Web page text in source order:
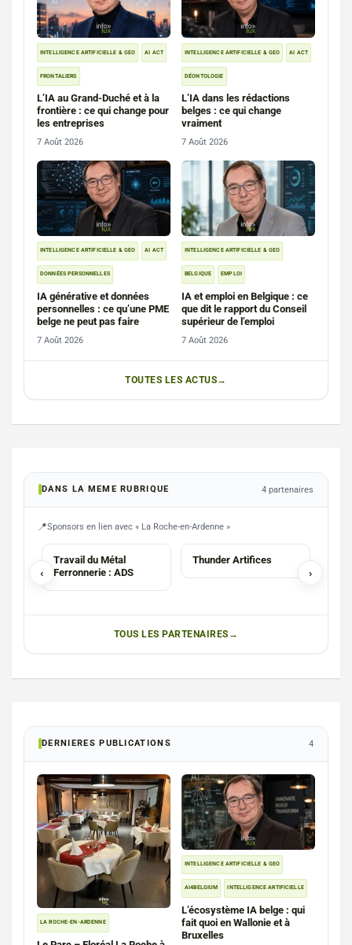
INTELLIGENCE ARTIFICIELLE & GEO AI ACT
FRONTALIERS
L’IA au Grand-Duché et à la
frontière : ce qui change pour
les entreprises
7 Août 2026
INTELLIGENCE ARTIFICIELLE & GEO AI ACT
DÉONTOLOGIE
L’IA dans les rédactions
belges : ce qui change
vraiment
7 Août 2026
INTELLIGENCE ARTIFICIELLE & GEO AI ACT
DONNÉES PERSONNELLES
IA générative et données
personnelles : ce qu’une PME
belge ne peut pas faire
7 Août 2026
INTELLIGENCE ARTIFICIELLE & GEO
BELGIQUE EMPLOI
IA et emploi en Belgique : ce
que dit le rapport du Conseil
supérieur de l’emploi
7 Août 2026
TOUTES LES ACTUS
DANS LA MEME RUBRIQUE 4 partenaires
Sponsors en lien avec « La Roche-en-Ardenne »
‹ ›
Travail du Métal
Ferronnerie : ADS
SERVICES
Thunder Artifices
TOUS LES PARTENAIRES
DERNIERES PUBLICATIONS 4
LA ROCHE-EN-ARDENNE
INTELLIGENCE ARTIFICIELLE & GEO
AI4BELGIUM INTELLIGENCE ARTIFICIELLE
L’écosystème IA belge : qui
fait quoi en Wallonie et à
Bruxelles